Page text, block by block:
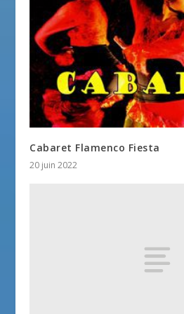
Cabaret Flamenco Fiesta
20 juin 2022